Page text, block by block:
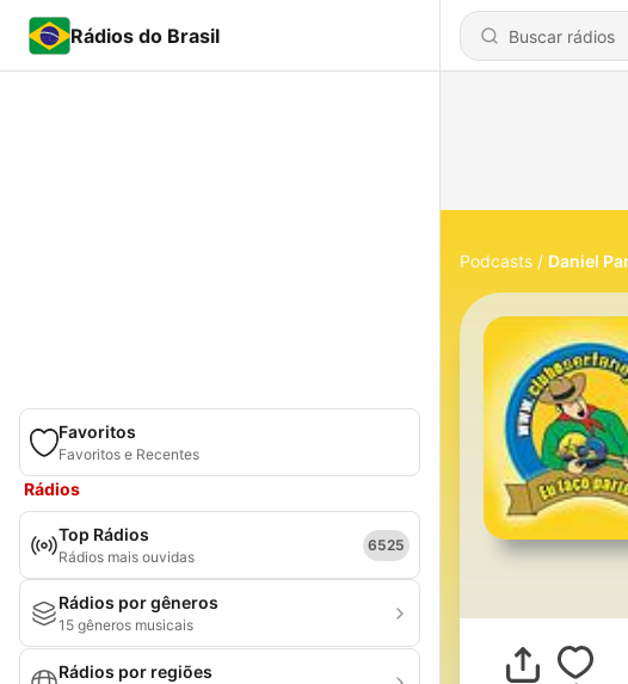
Rádios do Brasil
Favoritos
Favoritos e Recentes
Rádios
Top Rádios
Rádios mais ouvidas
6525
Rádios por gêneros
15 gêneros musicais
Rádios por regiões
Podcasts Daniel